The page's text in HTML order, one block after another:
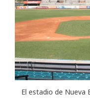
El estadio de Nueva